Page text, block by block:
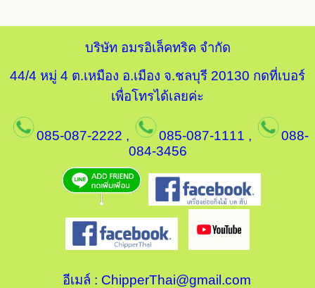
บริษัท อมรอิเล็คทริค จำกัด
44/4 หมู่ 4 ต.เหมือง อ.เมือง จ.ชลบุรี 20130 กดที่เบอร์
เพื่อโทรได้เลยค่ะ
085-087-2222 , 085-087-1111 ,
088-
084-3456
อีเมล์ : ChipperThai@gmail.com